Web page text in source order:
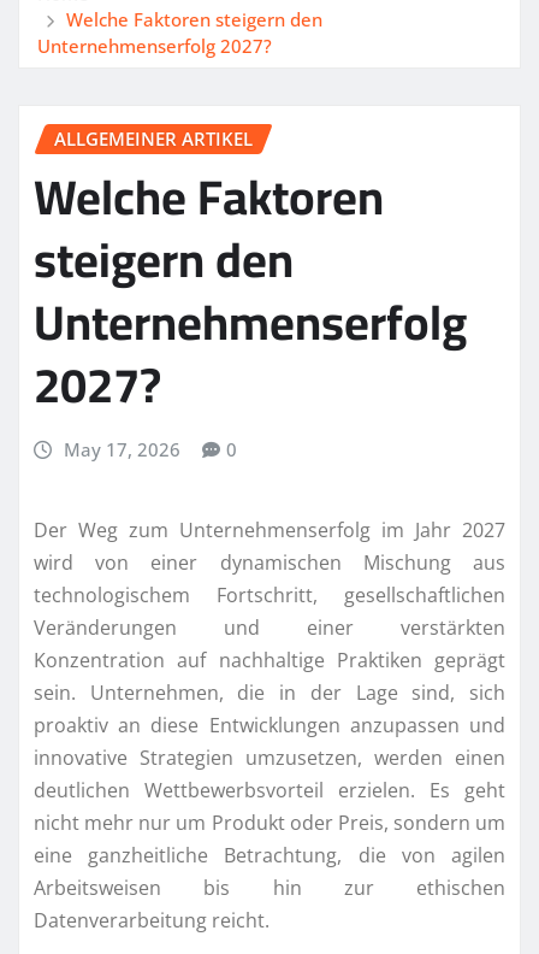
Welche Faktoren steigern den
Unternehmenserfolg 2027?
ALLGEMEINER ARTIKEL
Welche Faktoren
steigern den
Unternehmenserfolg
2027?
May 17, 2026 0
Der Weg zum Unternehmenserfolg im Jahr 2027
wird von einer dynamischen Mischung aus
technologischem Fortschritt, gesellschaftlichen
Veränderungen und einer verstärkten
Konzentration auf nachhaltige Praktiken geprägt
sein. Unternehmen, die in der Lage sind, sich
proaktiv an diese Entwicklungen anzupassen und
innovative Strategien umzusetzen, werden einen
deutlichen Wettbewerbsvorteil erzielen. Es geht
nicht mehr nur um Produkt oder Preis, sondern um
eine ganzheitliche Betrachtung, die von agilen
Arbeitsweisen bis hin zur ethischen
Datenverarbeitung reicht.